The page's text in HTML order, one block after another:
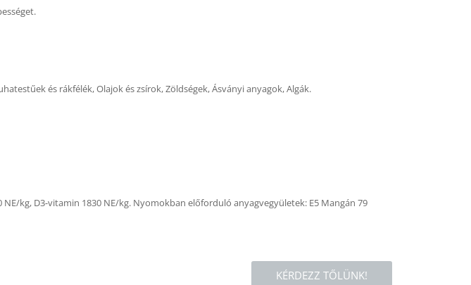
és rákfélék, Olajok és zsírok, Zöldségek, Ásványi anyagok, Algák.
kg, D3-vitamin 1830 NE/kg. Nyomokban előforduló anyagvegyületek: E5 Mangán 79
KÉRDEZZ TŐLÜNK!